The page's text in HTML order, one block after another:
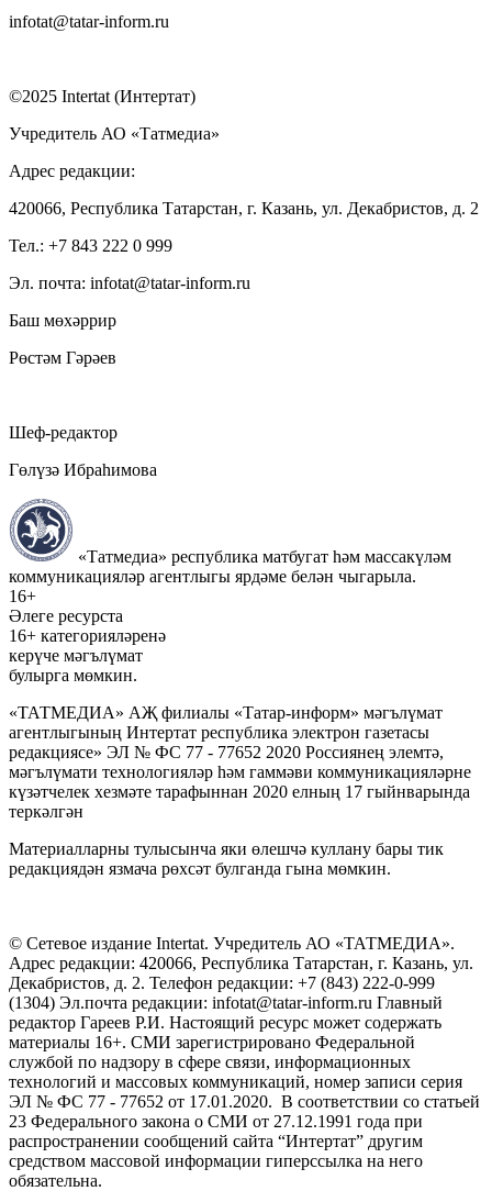
infotat@tatar-inform.ru
©2025 Intertat (Интертат)
Учредитель АО «Татмедиа»
Адрес редакции:
420066, Республика Татарстан, г. Казань, ул. Декабристов, д. 2
Тел.: +7 843 222 0 999
Эл. почта: infotat@tatar-inform.ru
Баш мөхәррир
Рөстәм Гәрәев
Шеф-редактор
Гөлүзә Ибраһимова
«Татмедиа» республика матбугат һәм массакүләм
коммуникацияләр агентлыгы ярдәме белән чыгарыла.
16+
Әлеге ресурста
16+ категорияләренә
керүче мәгълүмат
булырга мөмкин.
«ТАТМЕДИА» АҖ филиалы «Татар-информ» мәгълүмат
агентлыгының Интертат республика электрон газетасы
редакциясе» ЭЛ № ФС 77 - 77652 2020 Россиянең элемтә,
мәгълүмати технологияләр һәм гаммәви коммуникацияләрне
күзәтчелек хезмәте тарафыннан 2020 елның 17 гыйнварында
теркәлгән
Материалларны тулысынча яки өлешчә куллану бары тик
редакциядән язмача рөхсәт булганда гына мөмкин.
© Сетевое издание Intertat. Учредитель АО «ТАТМЕДИА».
Адрес редакции: 420066, Республика Татарстан, г. Казань, ул.
Декабристов, д. 2. Телефон редакции: +7 (843) 222-0-999
(1304) Эл.почта редакции: infotat@tatar-inform.ru Главный
редактор Гареев Р.И. Настоящий ресурс может содержать
материалы 16+. СМИ зарегистрировано Федеральной
службой по надзору в сфере связи, информационных
технологий и массовых коммуникаций, номер записи серия
ЭЛ № ФС 77 - 77652 от 17.01.2020. В соответствии со статьей
23 Федерального закона о СМИ от 27.12.1991 года при
распространении сообщений сайта “Интертат” другим
средством массовой информации гиперссылка на него
обязательна.